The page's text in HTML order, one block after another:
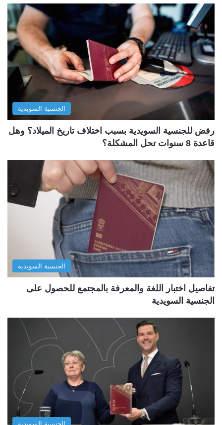
الجنسية السويدية
رفض للجنسية السويدية بسبب اختلاف تاريخ الميلاد؟ وهل
قاعدة 8 سنوات تحل المشكلة؟
الجنسية السويدية
تفاصيل اختبار اللغة والمعرفة بالمجتمع للحصول على
الجنسية السويدية
الجنسية السويدية